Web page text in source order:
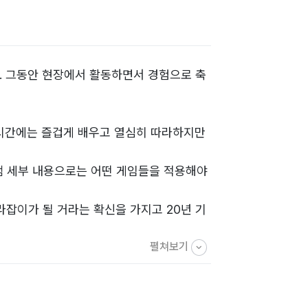
동안 현장에서 활동하면서 경험으로 축
에는 즐겁게 배우고 열심히 따라하지만
부 내용으로는 어떤 게임들을 적용해야
이가 될 거라는 확신을 가지고 20년 기
로 만들어진 책으로 책과 함께사이트를
펼쳐보기